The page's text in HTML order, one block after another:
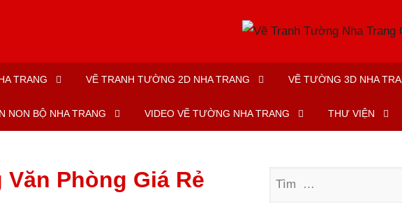
TRANG VẼ TRANH TƯỜNG 2D NHA TRANG VẼ TƯỜNG 3D NHA
NON BỘ NHA TRANG VIDEO VẼ TƯỜNG NHA TRANG THƯ VIỆN
Phòng Giá Rẻ